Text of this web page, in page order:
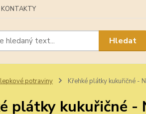
KONTAKTY
Hledat
potraviny Křehké plátky kukuřičné -
plátky kukuřičné -